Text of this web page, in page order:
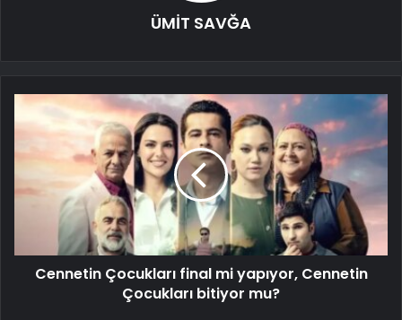
ÜMİT SAVĞA
Cennetin Çocukları final mi yapıyor, Cennetin
Çocukları bitiyor mu?